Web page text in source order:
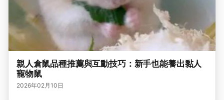
親人倉鼠品種推薦與互動技巧：新手也能養出黏人
寵物鼠
2026年02月10日